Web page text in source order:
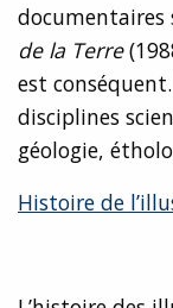
documentaires
de la Terre
est
disciplines
géologie,
Histoire de